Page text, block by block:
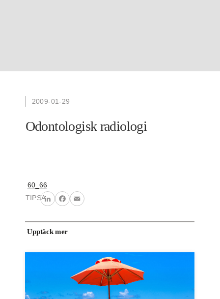
2009-01-29
Odontologisk radiologi
60_66
TIPSA
LinkedInFacebook
Email
Upptäck mer